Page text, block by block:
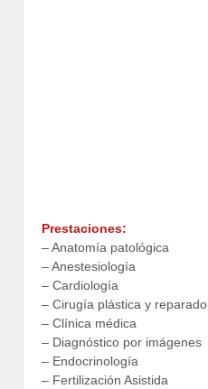
Prestaciones:
– Anatomía patológica
– Anestesiología
– Cardiología
– Cirugía plástica y
– Clínica médica
– Diagnóstico por imágenes
– Endocrinología
– Fertilización Asistida